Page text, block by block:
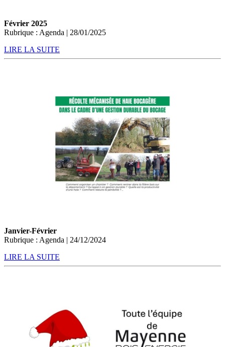
Février 2025
Rubrique : Agenda | 28/01/2025
LIRE LA SUITE
Janvier-Février
Rubrique : Agenda | 24/12/2024
LIRE LA SUITE